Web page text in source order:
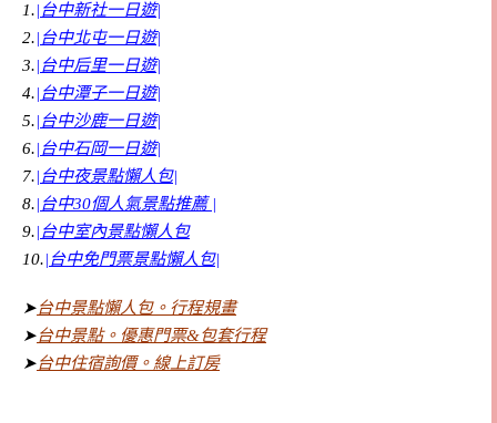
1.|台中新社一日遊|
2.|台中北屯一日遊|
3.|台中后里一日遊|
4.|台中潭子一日遊|
5.|台中沙鹿一日遊|
6.|台中石岡一日遊|
7.|台中夜景點懶人包|
8.|台中30個人氣景點推薦 |
9.|台中室內景點懶人包
10.|台中免門票景點懶人包|
➤台中景點懶人包。行程規畫
➤台中景點。優惠門票&包套行程
➤台中住宿詢價。線上訂房